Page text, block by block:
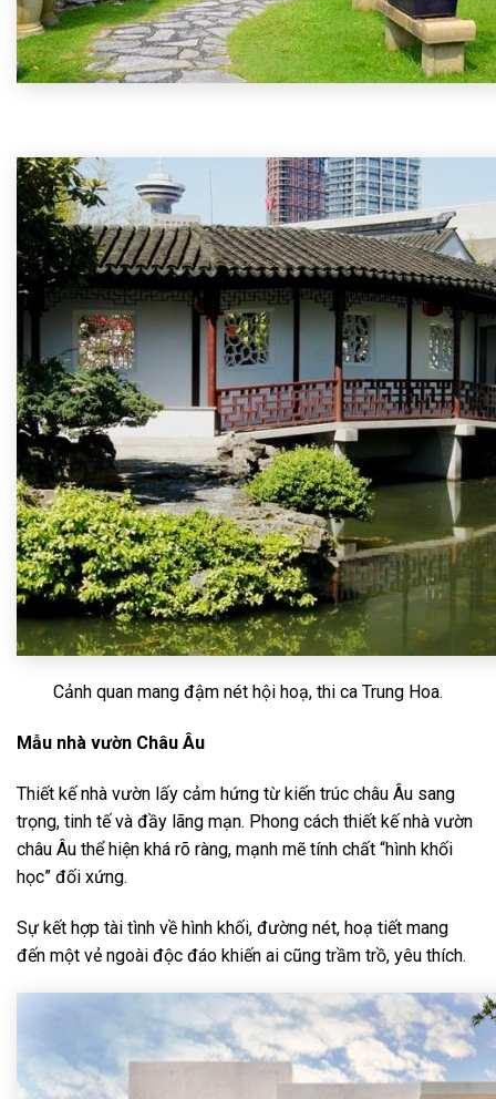
Cảnh quan mang đậm nét hội hoạ, thi ca Trung Hoa.
Mẫu nhà vườn Châu Âu
Thiết kế nhà vườn lấy cảm hứng từ kiến trúc châu Âu sang
trọng, tinh tế và đầy lãng mạn. Phong cách thiết kế nhà vườn
châu Âu thể hiện khá rõ ràng, mạnh mẽ tính chất “hình khối
học” đối xứng.
Sự kết hợp tài tình về hình khối, đường nét, hoạ tiết mang
đến một vẻ ngoài độc đáo khiến ai cũng trầm trồ, yêu thích.